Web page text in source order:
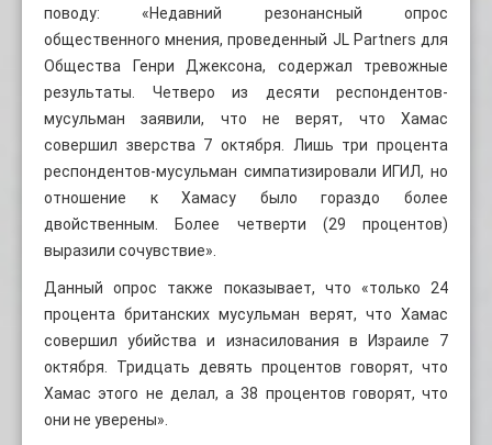
поводу: «Недавний резонансный опрос
общественного мнения, проведенный JL Partners для
Общества Генри Джексона, содержал тревожные
результаты. Четверо из десяти респондентов-
мусульман заявили, что не верят, что Хамас
совершил зверства 7 октября. Лишь три процента
респондентов-мусульман симпатизировали ИГИЛ, но
отношение к Хамасу было гораздо более
двойственным. Более четверти (29 процентов)
выразили сочувствие».
Данный опрос также показывает, что «только 24
процента британских мусульман верят, что Хамас
совершил убийства и изнасилования в Израиле 7
октября. Тридцать девять процентов говорят, что
Хамас этого не делал, а 38 процентов говорят, что
они не уверены».